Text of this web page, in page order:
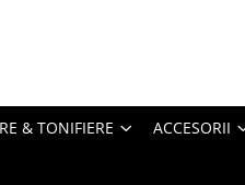
& TONIFIERE ACCESORII